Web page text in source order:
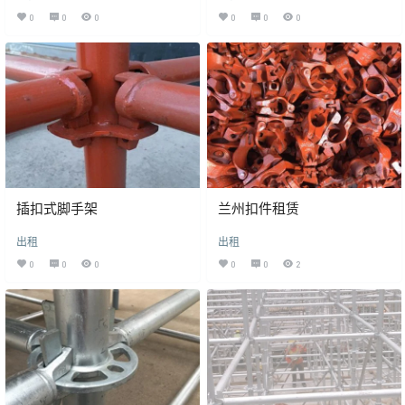
0 0 0 0 0 0
插扣式脚手架
出租
0 0 0
兰州扣件租赁
出租
0 0 2